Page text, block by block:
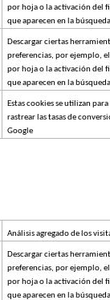
por hoja o la activación del
que aparecen en la
Descargar ciertas
preferencias, por ejemplo,
por hoja o la activación del
que aparecen en la
Estas cookies se utilizan
rastrear las tasas de
Google
Análisis agregado de los
Descargar ciertas
preferencias, por ejemplo,
por hoja o la activación del
que aparecen en la